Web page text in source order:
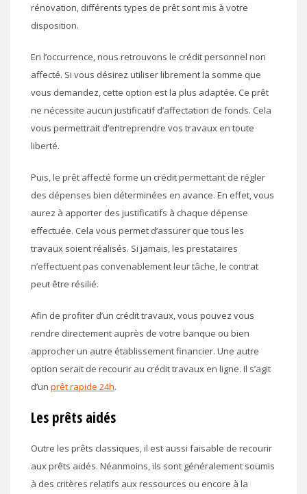
rénovation, différents types de prêt sont mis à votre
disposition.
En l’occurrence, nous retrouvons le crédit personnel non
affecté. Si vous désirez utiliser librement la somme que
vous demandez, cette option est la plus adaptée. Ce prêt
ne nécessite aucun justificatif d’affectation de fonds. Cela
vous permettrait d’entreprendre vos travaux en toute
liberté.
Puis, le prêt affecté forme un crédit permettant de régler
des dépenses bien déterminées en avance. En effet, vous
aurez à apporter des justificatifs à chaque dépense
effectuée. Cela vous permet d’assurer que tous les
travaux soient réalisés. Si jamais, les prestataires
n’effectuent pas convenablement leur tâche, le contrat
peut être résilié.
Afin de profiter d’un crédit travaux, vous pouvez vous
rendre directement auprès de votre banque ou bien
approcher un autre établissement financier. Une autre
option serait de recourir au crédit travaux en ligne. Il s’agit
d’un prêt rapide 24h.
Les prêts aidés
Outre les prêts classiques, il est aussi faisable de recourir
aux prêts aidés. Néanmoins, ils sont généralement soumis
à des critères relatifs aux ressources ou encore à la